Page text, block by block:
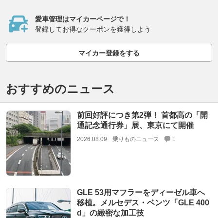
愛車管理はマイカーページで！
登録してお得なクーポンを獲得しよう
マイカー登録をする
おすすめのニュース
前回好評につき第2弾！ 首都高の「開
通記念通行券」展、東京にて開催
2026.08.09 乗りものニュース 1
GLE 53用マフラーをディーゼル車へ
移植。メルセデス・ベンツ「GLE 400
d」の緻密な加工技